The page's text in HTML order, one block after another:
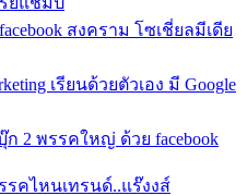
สงคราม โซเชี่ยลมีเดีย
เรียนด้วยตัวเอง มี Google
ก 2 พรรคใหญ่ ด้วย facebook
รคไหนเทรนด์..แร๊งงส์